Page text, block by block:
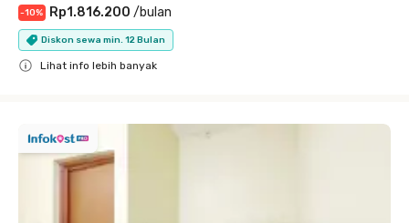
-10% Rp1.816.200 /bulan
Diskon sewa min. 12 Bulan
Lihat info lebih banyak